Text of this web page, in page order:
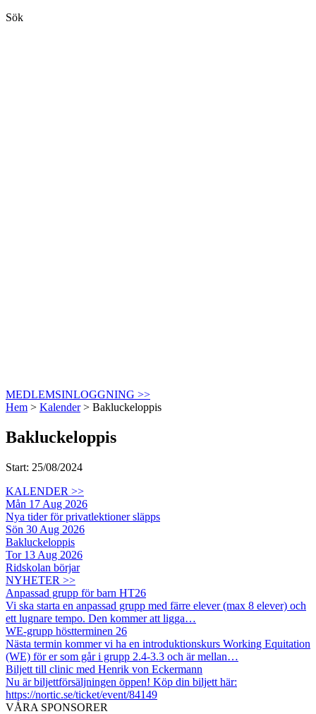
Sök
MEDLEMSINLOGGNING >>
Hem > Kalender> Bakluckeloppis
Bakluckeloppis
Start: 25/08/2024
KALENDER >>
Mån 17 Aug 2026
Nya tider för privatlektioner släpps
Sön 30 Aug 2026
Bakluckeloppis
Tor 13 Aug 2026
Ridskolan börjar
NYHETER >>
Anpassad grupp för barn HT26
Vi ska starta en anpassad grupp med färre elever (max 8 elever) och
ett lugnare tempo. Den kommer att ligga…
WE-grupp höstterminen 26
Nästa termin kommer vi ha en introduktionskurs Working Equitation
(WE) för er som går i grupp 2.4-3.3 och är mellan…
Biljett till clinic med Henrik von Eckermann
Nu är biljettförsäljningen öppen! Köp din biljett här:
https://nortic.se/ticket/event/84149
VÅRA SPONSORER